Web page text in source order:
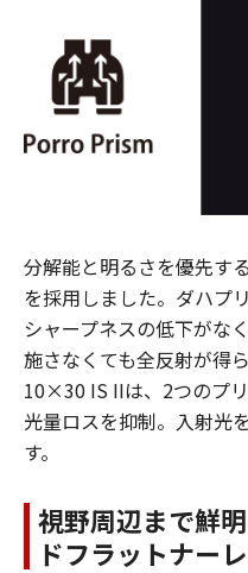
分解能と明るさを優先す
を採用しました。ダハプ
シャープネスの低下がな
施さなくても全反射が得
10×30 IS IIは、2つのプ
光量ロスを抑制。入射光
す。
視野周辺まで鮮
ドフラットナー